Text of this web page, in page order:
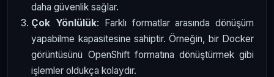
daha güvenlik sağlar.
Çok Yönlülük: Farklı formatlar arasında dönüşüm
yapabilme kapasitesine sahiptir. Örneğin, bir Docker
görüntüsünü OpenShift formatına dönüştürmek gibi
işlemler oldukça kolaydır.